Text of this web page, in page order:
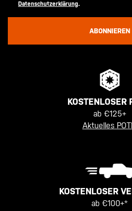
Datenschutzerklärung.
ABONNIEREN
KOSTENLOSER
ab €125+
Aktuelles
KOSTENLOSER
ab €100+*